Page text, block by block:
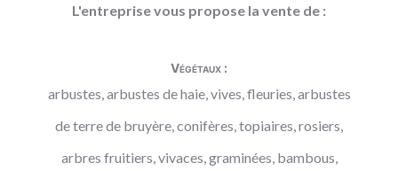
L'entreprise vous propose la vente de :
Végétaux :
arbustes, arbustes de haie, vives, fleuries, arbustes
de terre de bruyère, conifères, topiaires, rosiers,
arbres fruitiers, vivaces, graminées, bambous,